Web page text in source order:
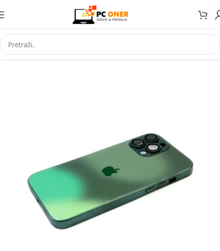
Početna Elektronika Mobiteli Maske za mobitele i dodaci